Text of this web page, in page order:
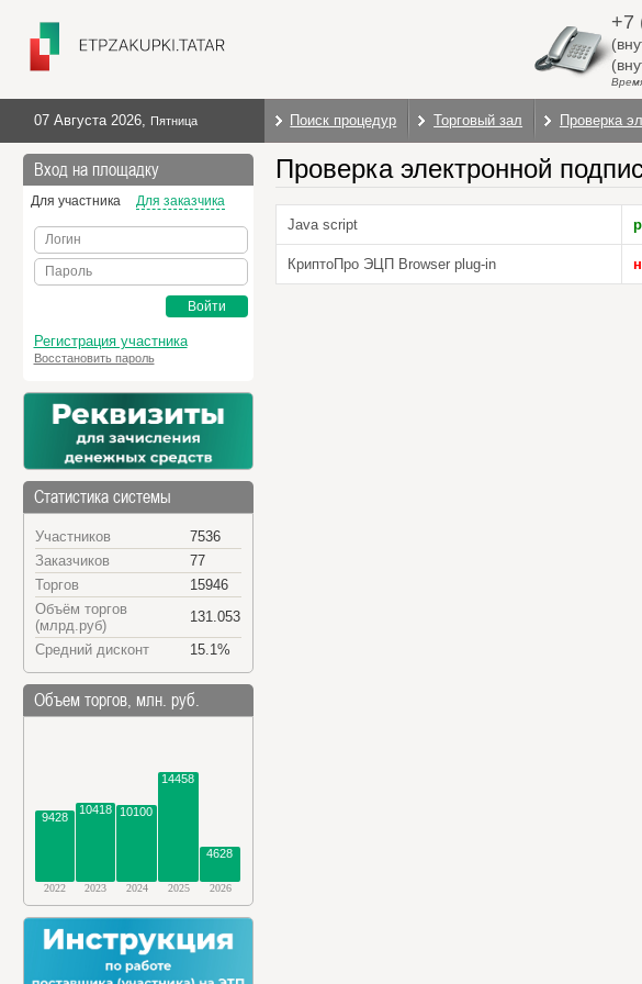
+7
07 Августа 2026, Пятница Поиск процедур Торговый зал Проверка
Вход на площадку
Для участника Для заказчика
Логин
Пароль
Войти
Регистрация участника
Восстановить пароль
Статистика системы
Участников
7536
Заказчиков
77
Торгов
15946
Объём торгов
(млрд.руб)
131.053
Средний дисконт
15.1%
Объем торгов, млн. руб.
9428
10418 10100
14458
4628
2022 2023 2024 2025 2026
Проверка электронной
Java script
КриптоПро ЭЦП Browser plug-in